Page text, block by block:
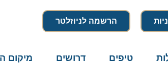
הרשמה לניוזלטר
טיפים דרושים מיקום